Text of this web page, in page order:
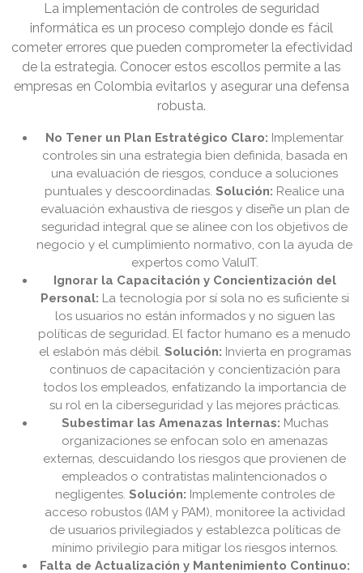
La implementación de controles de seguridad
informática es un proceso complejo donde es fácil
cometer errores que pueden comprometer la efectividad
de la estrategia. Conocer estos escollos permite a las
empresas en Colombia evitarlos y asegurar una defensa
robusta.
No Tener un Plan Estratégico Claro: Implementar
controles sin una estrategia bien definida, basada en
una evaluación de riesgos, conduce a soluciones
puntuales y descoordinadas. Solución: Realice una
evaluación exhaustiva de riesgos y diseñe un plan de
seguridad integral que se alinee con los objetivos de
negocio y el cumplimiento normativo, con la ayuda de
expertos como ValuIT.
Ignorar la Capacitación y Concientización del
Personal: La tecnología por sí sola no es suficiente si
los usuarios no están informados y no siguen las
políticas de seguridad. El factor humano es a menudo
el eslabón más débil. Solución: Invierta en programas
continuos de capacitación y concientización para
todos los empleados, enfatizando la importancia de
su rol en la ciberseguridad y las mejores prácticas.
Subestimar las Amenazas Internas: Muchas
organizaciones se enfocan solo en amenazas
externas, descuidando los riesgos que provienen de
empleados o contratistas malintencionados o
negligentes. Solución: Implemente controles de
acceso robustos (IAM y PAM), monitoree la actividad
de usuarios privilegiados y establezca políticas de
mínimo privilegio para mitigar los riesgos internos.
Falta de Actualización y Mantenimiento Continuo: